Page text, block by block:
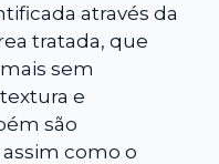
através da
tratada, que
sem
e
são
como o